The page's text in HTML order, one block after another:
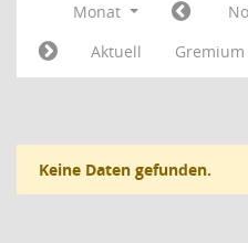
Monat
Aktuell
Keine Daten gefunden.